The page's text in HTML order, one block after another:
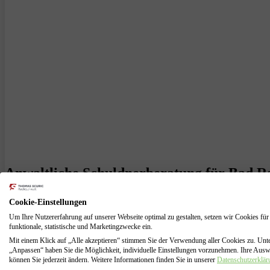
Anwaltliche Schuldnerberatung für Bad
aus Bad Rappenau ist ein erfahrener Insolvenzanwalt mit über 15
Insolvenzberatung bietet.
Sie haben möglicherweise verschiedene Optionen, wenn es darum
Rechtsanwalt Thomas Scuric bietet umfassende Beratung und
Wenn Sie eine Privatinsolvenz beantragen möchten, können Sie
Cookie-Einstellungen
Um Ihre Nutzererfahrung auf unserer Webseite optimal zu gestalten, setzen wir Cookies für
funktionale, statistische und Marketingzwecke ein.
Mit einem Klick auf „Alle akzeptieren“ stimmen Sie der Verwendung aller Cookies zu.
„Anpassen“ haben Sie die Möglichkeit, individuelle Einstellungen vorzunehmen. Ihre
können Sie jederzeit ändern. Weitere Informationen finden Sie in unserer